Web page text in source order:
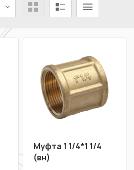
Муфта 1 1/4*1 1/4
(вн)